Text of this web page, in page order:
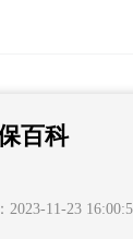
百科
11-23